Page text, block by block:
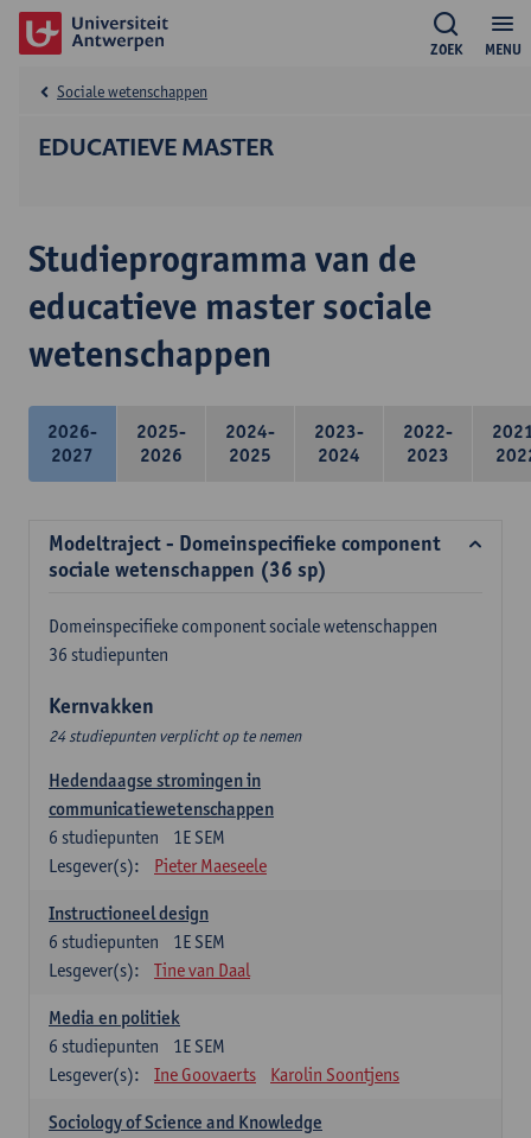
MENU
ZOEK
EDUCATIEVE MASTER
Sociale wetenschappen
Studieprogramma van de
educatieve master sociale
wetenschappen
2026-
2027
2025-
2026
2024-
2025
2023-
2024
2022-
2023
Modeltraject - Domeinspecifieke component
sociale wetenschappen (36 sp)
Domeinspecifieke component sociale wetenschappen
36 studiepunten
Kernvakken
24 studiepunten verplicht op te nemen
Hedendaagse stromingen in
communicatiewetenschappen
1E SEM
6 studiepunten
Lesgever(s):
Pieter Maeseele
Instructioneel design
1E SEM
6 studiepunten
Lesgever(s):
Tine van Daal
Media en politiek
1E SEM
6 studiepunten
Lesgever(s):
Ine Goovaerts Karolin Soontjens
Sociology of Science and Knowledge